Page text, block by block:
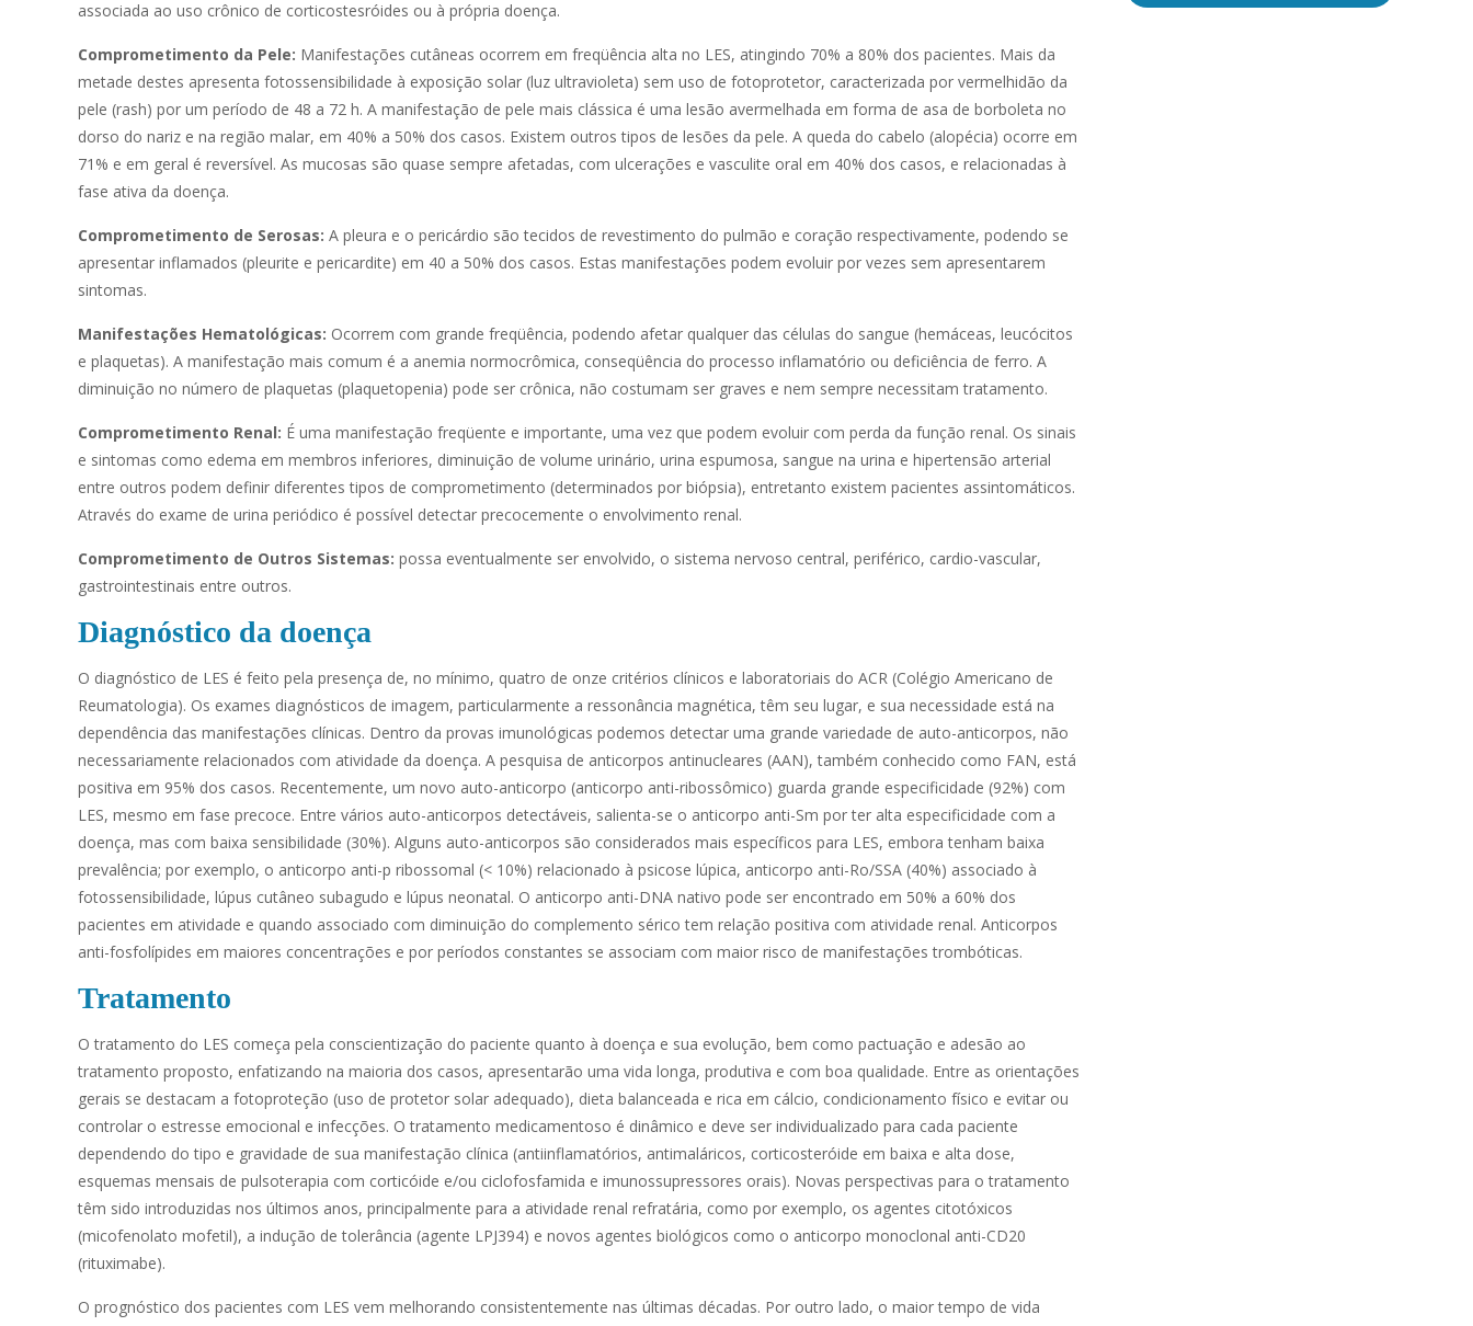
associada ao uso crônico de corticostesróides ou à própria doença.
Comprometimento da Pele: Manifestações cutâneas ocorrem em freqüência alta no LES, atingindo 70% a 80% dos pacientes. Mais da
metade destes apresenta fotossensibilidade à exposição solar (luz ultravioleta) sem uso de fotoprotetor, caracterizada por vermelhidão da
pele (rash) por um período de 48 a 72 h. A manifestação de pele mais clássica é uma lesão avermelhada em forma de asa de borboleta no
dorso do nariz e na região malar, em 40% a 50% dos casos. Existem outros tipos de lesões da pele. A queda do cabelo (alopécia) ocorre em
71% e em geral é reversível. As mucosas são quase sempre afetadas, com ulcerações e vasculite oral em 40% dos casos, e relacionadas à
fase ativa da doença.
Comprometimento de Serosas: A pleura e o pericárdio são tecidos de revestimento do pulmão e coração respectivamente, podendo se
apresentar inflamados (pleurite e pericardite) em 40 a 50% dos casos. Estas manifestações podem evoluir por vezes sem apresentarem
sintomas.
Manifestações Hematológicas: Ocorrem com grande freqüência, podendo afetar qualquer das células do sangue (hemáceas, leucócitos
e plaquetas). A manifestação mais comum é a anemia normocrômica, conseqüência do processo inflamatório ou deficiência de ferro. A
diminuição no número de plaquetas (plaquetopenia) pode ser crônica, não costumam ser graves e nem sempre necessitam tratamento.
Comprometimento Renal: É uma manifestação freqüente e importante, uma vez que podem evoluir com perda da função renal. Os sinais
e sintomas como edema em membros inferiores, diminuição de volume urinário, urina espumosa, sangue na urina e hipertensão arterial
entre outros podem definir diferentes tipos de comprometimento (determinados por biópsia), entretanto existem pacientes assintomáticos.
Através do exame de urina periódico é possível detectar precocemente o envolvimento renal.
Comprometimento de Outros Sistemas: possa eventualmente ser envolvido, o sistema nervoso central, periférico, cardio-vascular,
gastrointestinais entre outros.
Diagnóstico da doença
O diagnóstico de LES é feito pela presença de, no mínimo, quatro de onze critérios clínicos e laboratoriais do ACR (Colégio Americano de
Reumatologia). Os exames diagnósticos de imagem, particularmente a ressonância magnética, têm seu lugar, e sua necessidade está na
dependência das manifestações clínicas. Dentro da provas imunológicas podemos detectar uma grande variedade de auto-anticorpos, não
necessariamente relacionados com atividade da doença. A pesquisa de anticorpos antinucleares (AAN), também conhecido como FAN, está
positiva em 95% dos casos. Recentemente, um novo auto-anticorpo (anticorpo anti-ribossômico) guarda grande especificidade (92%) com
LES, mesmo em fase precoce. Entre vários auto-anticorpos detectáveis, salienta-se o anticorpo anti-Sm por ter alta especificidade com a
doença, mas com baixa sensibilidade (30%). Alguns auto-anticorpos são considerados mais específicos para LES, embora tenham baixa
prevalência; por exemplo, o anticorpo anti-p ribossomal (< 10%) relacionado à psicose lúpica, anticorpo anti-Ro/SSA (40%) associado à
fotossensibilidade, lúpus cutâneo subagudo e lúpus neonatal. O anticorpo anti-DNA nativo pode ser encontrado em 50% a 60% dos
pacientes em atividade e quando associado com diminuição do complemento sérico tem relação positiva com atividade renal. Anticorpos
anti-fosfolípides em maiores concentrações e por períodos constantes se associam com maior risco de manifestações trombóticas.
Tratamento
O tratamento do LES começa pela conscientização do paciente quanto à doença e sua evolução, bem como pactuação e adesão ao
tratamento proposto, enfatizando na maioria dos casos, apresentarão uma vida longa, produtiva e com boa qualidade. Entre as orientações
gerais se destacam a fotoproteção (uso de protetor solar adequado), dieta balanceada e rica em cálcio, condicionamento físico e evitar ou
controlar o estresse emocional e infecções. O tratamento medicamentoso é dinâmico e deve ser individualizado para cada paciente
dependendo do tipo e gravidade de sua manifestação clínica (antiinflamatórios, antimaláricos, corticosteróide em baixa e alta dose,
esquemas mensais de pulsoterapia com corticóide e/ou ciclofosfamida e imunossupressores orais). Novas perspectivas para o tratamento
têm sido introduzidas nos últimos anos, principalmente para a atividade renal refratária, como por exemplo, os agentes citotóxicos
(micofenolato mofetil), a indução de tolerância (agente LPJ394) e novos agentes biológicos como o anticorpo monoclonal anti-CD20
(rituximabe).
O prognóstico dos pacientes com LES vem melhorando consistentemente nas últimas décadas. Por outro lado, o maior tempo de vida